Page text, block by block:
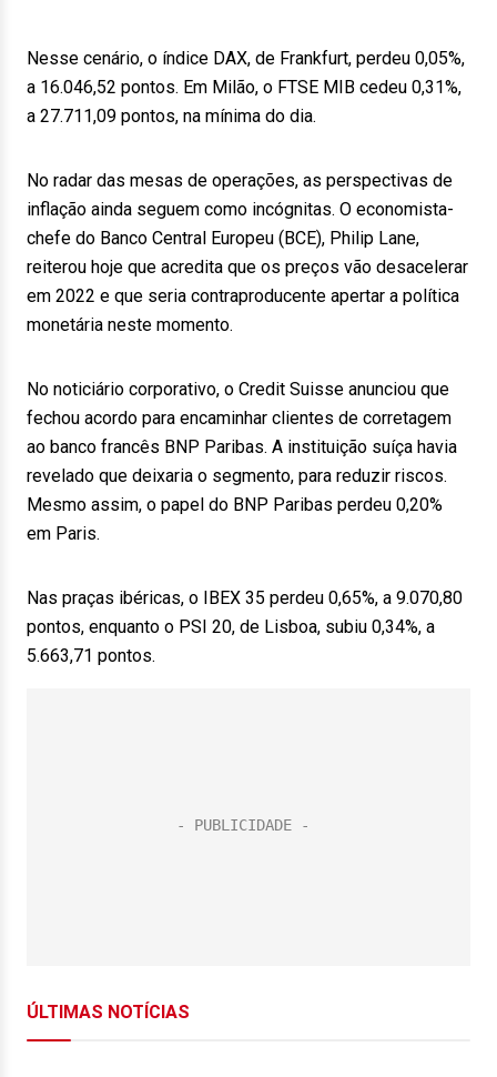
Nesse cenário, o índice DAX, de Frankfurt, perdeu 0,05%,
a 16.046,52 pontos. Em Milão, o FTSE MIB cedeu 0,31%,
a 27.711,09 pontos, na mínima do dia.
No radar das mesas de operações, as perspectivas de
inflação ainda seguem como incógnitas. O economista-
chefe do Banco Central Europeu (BCE), Philip Lane,
reiterou hoje que acredita que os preços vão desacelerar
em 2022 e que seria contraproducente apertar a política
monetária neste momento.
No noticiário corporativo, o Credit Suisse anunciou que
fechou acordo para encaminhar clientes de corretagem
ao banco francês BNP Paribas. A instituição suíça havia
revelado que deixaria o segmento, para reduzir riscos.
Mesmo assim, o papel do BNP Paribas perdeu 0,20%
em Paris.
Nas praças ibéricas, o IBEX 35 perdeu 0,65%, a 9.070,80
pontos, enquanto o PSI 20, de Lisboa, subiu 0,34%, a
5.663,71 pontos.